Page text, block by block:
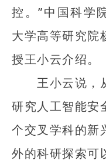
控。”中国科学
大学高等研究院
授王小云介绍。
王小云说，
研究人工智能安
个交叉学科的新
外的科研探索可